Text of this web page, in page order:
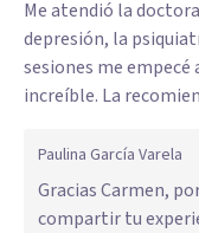
Me atendió la
depresión, la
sesiones me empecé
increíble. La
Paulina García Varela
Gracias Carmen,
compartir tu